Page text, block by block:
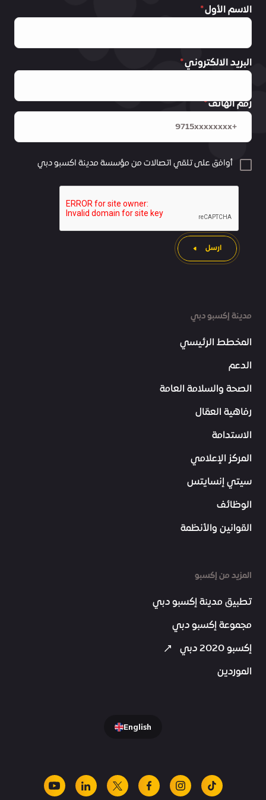
مدينة إكسبو دبي
المخطط الرئيسي
الدعم
الصحة والسلامة العامة
رفاهية العمّال
الاستدامة
المركز الإعلامي
سيتي إنسايتس
الوظائف
القوانين والأنظمة
المزيد من إكسبو
تطبيق مدينة إكسبو دبي
مجموعة إكسبو دبي
إكسبو 2020 دبي
الموردين
الاسم الأول
البريد الالكتروني
رقم الهاتف
أوافق على تلقي اتصالات من مؤسسة مدينة اكسبو دبي
ارسل
English
tiktok
instagram
facebook
x
linkedin
youtube